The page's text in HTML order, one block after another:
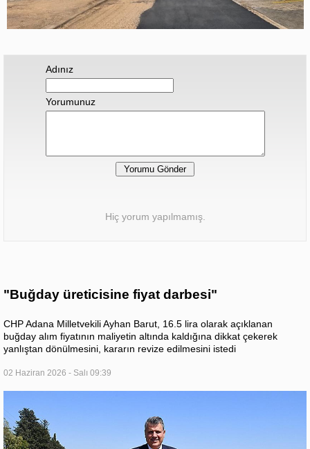
Adınız
Yorumunuz
Hiç yorum yapılmamış.
"Buğday üreticisine fiyat darbesi"
CHP Adana Milletvekili Ayhan Barut, 16.5 lira olarak açıklanan
buğday alım fiyatının maliyetin altında kaldığına dikkat çekerek
yanlıştan dönülmesini, kararın revize edilmesini istedi
02 Haziran 2026 - Salı 09:39